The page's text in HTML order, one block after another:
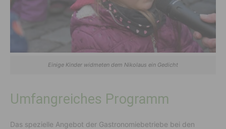
Einige Kinder widmeten dem Nikolaus ein Gedicht
Umfangreiches Programm
Das spezielle Angebot der Gastronomiebetriebe bei den